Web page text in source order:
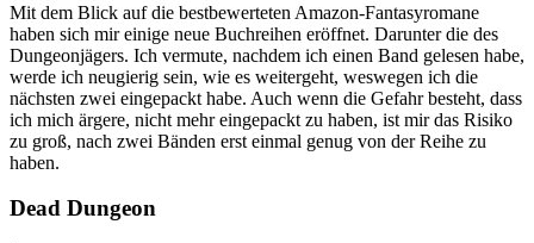
Mit dem Blick auf die bestbewerteten Amazon-Fantasyromane
haben sich mir einige neue Buchreihen eröffnet. Darunter die des
Dungeonjägers. Ich vermute, nachdem ich einen Band gelesen habe,
werde ich neugierig sein, wie es weitergeht, weswegen ich die
nächsten zwei eingepackt habe. Auch wenn die Gefahr besteht, dass
ich mich ärgere, nicht mehr eingepackt zu haben, ist mir das Risiko
zu groß, nach zwei Bänden erst einmal genug von der Reihe zu
haben.
Dead Dungeon